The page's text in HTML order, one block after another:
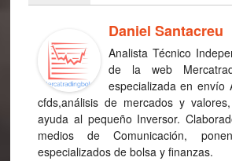
Daniel Santacreu
Analista Técnico
de la web
especializada en envío
cfds,análisis de mercados y
ayuda al pequeño Inversor.
medios de Comunicación,
especializados de bolsa y finanzas.